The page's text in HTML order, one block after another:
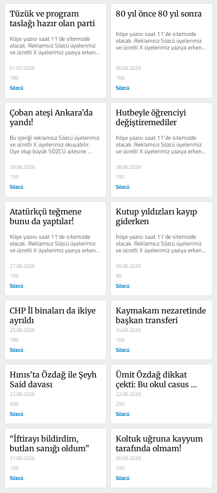
Tüzük ve program
taslağı hazır olan parti
Köşe yazısı saat 11'de sitemizde
olacak. Reklamsız Sözcü üyelerimiz
ve ücretli X üyelerimiz yazıya erken
erişim sağlayabilir.
01.07.2026
100
Sözcü
80 yıl önce 80 yıl sonra
Köşe yazısı saat 11'de sitemizde
olacak. Reklamsız Sözcü üyelerimiz
ve ücretli X üyelerimiz yazıya erken
erişim sağlayabilir.
30.06.2026
100
Sözcü
Çoban ateşi Ankara’da
yandı!
Bu içeriği reklamsız Sözcü üyelerimiz
ve ücretli X üyelerimiz okuyabilir.
Üye olup büyük SÖZCÜ ailesine
katılın.
29.06.2026
150
Sözcü
Hutbeyle öğrenciyi
değiştiremediler
Köşe yazısı saat 11'de sitemizde
olacak. Reklamsız Sözcü üyelerimiz
ve ücretli X üyelerimiz yazıya erken
erişim sağlayabilir.
28.06.2026
150
Sözcü
Atatürkçü teğmene
bunu da yaptılar!
Köşe yazısı saat 11'de sitemizde
olacak. Reklamsız Sözcü üyelerimiz
ve ücretli X üyelerimiz yazıya erken
erişim sağlayabilir.
27.06.2026
150
Sözcü
Kutup yıldızları kayıp
giderken
Köşe yazısı saat 11'de sitemizde
olacak. Reklamsız Sözcü üyelerimiz
ve ücretli X üyelerimiz yazıya erken
erişim sağlayabilir.
26.06.2026
90
Sözcü
CHP İl binaları da ikiye
ayrıldı
25.06.2026
100
Sözcü
Kaymakam nezaretinde
başkan transferi
24.06.2026
100
Sözcü
Hınıs’ta Özdağ ile Şeyh
Said davası
23.06.2026
200
Sözcü
Ümit Özdağ dikkat
çekti: Bu okul casus
yuvasına döner
22.06.2026
250
Sözcü
“İftirayı bildirdim,
butlan sanığı oldum”
21.06.2026
150
Sözcü
Koltuk uğruna kayyum
tarafında olmam!
20.06.2026
250
Sözcü